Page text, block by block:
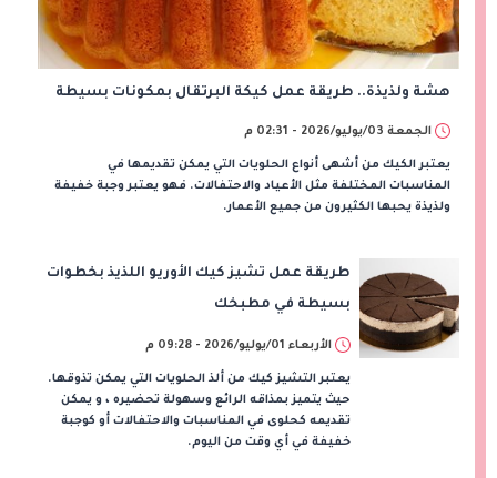
هشة ولذيذة.. طريقة عمل كيكة البرتقال بمكونات بسيطة
الجمعة 03/يوليو/2026 - 02:31 م
يعتبر الكيك من أشهى أنواع الحلويات التي يمكن تقديمها في
المناسبات المختلفة مثل الأعياد والاحتفالات. فهو يعتبر وجبة خفيفة
ولذيذة يحبها الكثيرون من جميع الأعمار.
طريقة عمل تشيز كيك الأوريو اللذيذ بخطوات
بسيطة في مطبخك
الأربعاء 01/يوليو/2026 - 09:28 م
يعتبر التشيز كيك من ألذ الحلويات التي يمكن تذوقها.
حيث يتميز بمذاقه الرائع وسهولة تحضيره ، و يمكن
تقديمه كحلوى في المناسبات والاحتفالات أو كوجبة
خفيفة في أي وقت من اليوم.